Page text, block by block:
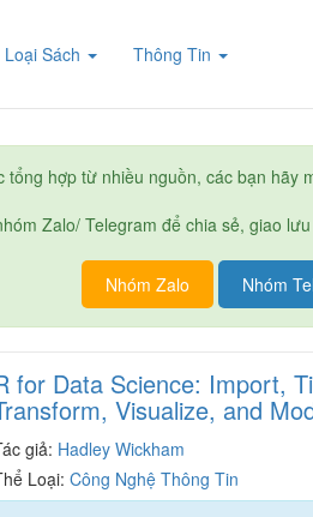
Sách Thông Tin
tổng hợp từ nhiều nguồn, các bạn hãy
Zalo/ Telegram để chia sẻ, giao
Nhóm Zalo Nhóm
for Data Science: Import,
Visualize, and
giả: Hadley Wickham
Loại:Công Nghệ Thông Tin